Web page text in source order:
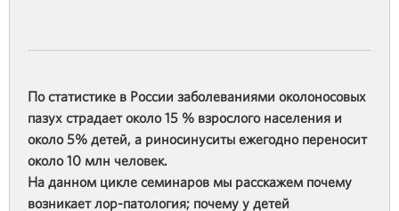
По статистике в России заболеваниями околоносовых
пазух страдает около 15 % взрослого населения и
около 5% детей, а риносинуситы ежегодно переносит
около 10 млн человек.
На данном цикле семинаров мы расскажем почему
возникает лор-патология; почему у детей